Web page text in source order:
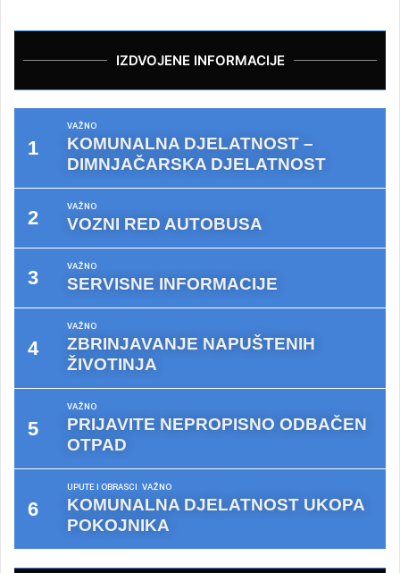
IZDVOJENE INFORMACIJE
VAŽNO
KOMUNALNA DJELATNOST –
DIMNJAČARSKA DJELATNOST
VAŽNO
VOZNI RED AUTOBUSA
VAŽNO
SERVISNE INFORMACIJE
VAŽNO
ZBRINJAVANJE NAPUŠTENIH
ŽIVOTINJA
VAŽNO
PRIJAVITE NEPROPISNO ODBAČEN
OTPAD
UPUTE I OBRASCI VAŽNO
KOMUNALNA DJELATNOST UKOPA
POKOJNIKA